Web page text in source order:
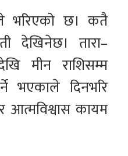
भरिएको छ। कतै
देखिनेछ। तारा–
मीन राशिसम्म
भएकाले दिनभरि
आत्मविश्वास कायम